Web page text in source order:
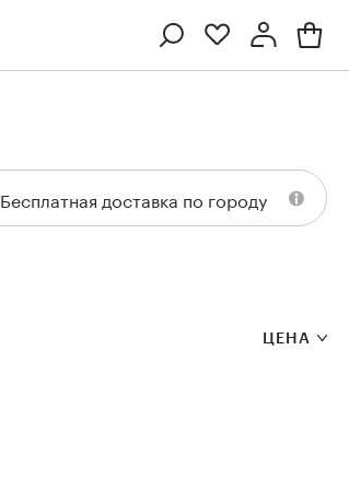
Профиль
Бесплатная доставка по городу
ЦЕНА